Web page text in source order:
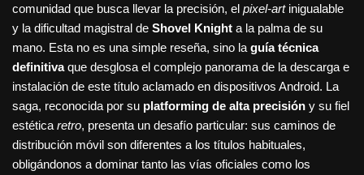
comunidad que busca llevar la precisión, el pixel-artinigualable
y la dificultad magistral de Shovel Knight a la palma de su
mano. Esta no es una simple reseña, sino la guía técnica
definitivaque desglosa el complejo panorama de la descarga e
instalación de este título aclamado en dispositivos Android. La
saga, reconocida por su platforming de alta precisión y su fiel
estética retro, presenta un desafío particular: sus caminos de
distribución móvil son diferentes a los títulos habituales,
obligándonos a dominar tanto las vías oficiales como los